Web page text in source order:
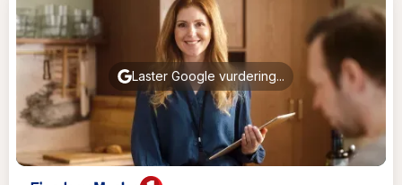
Laster Google vurdering...